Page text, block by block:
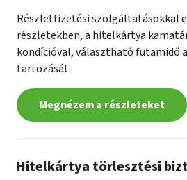
Részletfizetési szolgáltatásokkal
részletekben, a hitelkártya
kondícióval, választható futamidő
tartozását.
Megnézem a részleteket
Hitelkártya törlesztési